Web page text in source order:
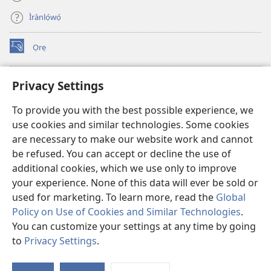
Privacy Settings
To provide you with the best possible experience, we
use cookies and similar technologies. Some cookies
are necessary to make our website work and cannot
be refused. You can accept or decline the use of
additional cookies, which we use only to improve
your experience. None of this data will ever be sold or
used for marketing. To learn more, read the Global
Policy on Use of Cookies and Similar Technologies.
You can customize your settings at any time by going
to Privacy Settings.
Ìrànlọ́wọ́
Ọrẹ
(opens
new
ÀKÁ ÌWÉ ORÍ ÍŃTÁNẸ́Ẹ̀TÌ TI Watchtower™
(opens
window)JW Hub
(opens
new
window)JW Library
Watchtower Library ®
Copyright© 2026 Watch Tower Bible and Tract Society of Pennsylvania.
ÀDÉHÙN LÍLO ÌKÀNNÌ